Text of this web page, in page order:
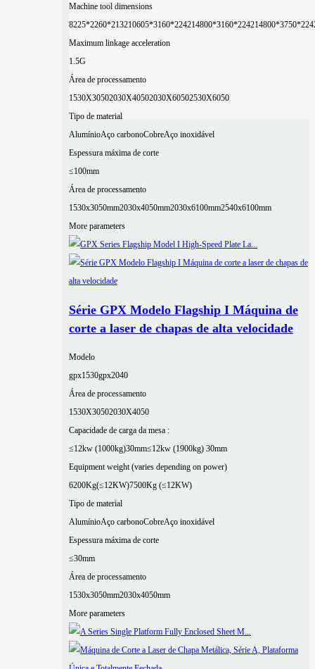
Machine tool dimensions
8225*2260*213210605*3160*224214800*3160*2242
Maximum linkage acceleration
1.5G
Área de processamento
1530X30502030X40502030X60502530X6050
Tipo de material
AlumínioAço carbonoCobreAço inoxidável
Espessura máxima de corte
≤100mm
Área de processamento
1530x3050mm2030x4050mm2030x6100mm2540x6100mm
More parameters
Série GPX Modelo Flagship I Máquina de
corte a laser de chapas de alta velocidade
Modelo
gpx1530gpx2040
Área de processamento
1530X30502030X4050
Capacidade de carga da mesa :
≤12kw (1000kg)30mm≤12kw (1900kg) 30mm
Equipment weight (varies depending on power)
6200Kg(≤12KW)7500Kg (≤12KW)
Tipo de material
AlumínioAço carbonoCobreAço inoxidável
Espessura máxima de corte
≤30mm
Área de processamento
1530x3050mm2030x4050mm
More parameters